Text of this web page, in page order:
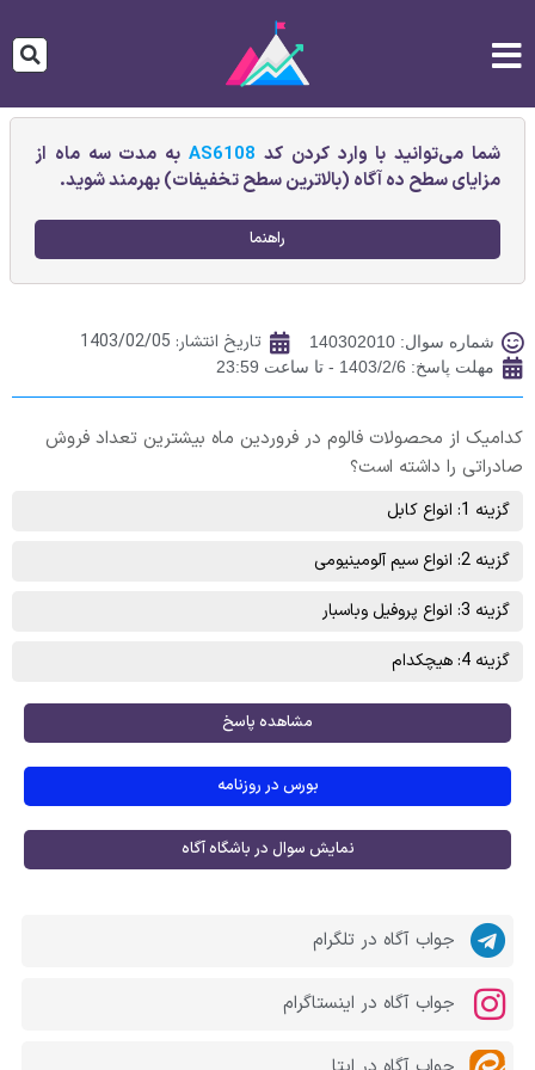
شما می‌توانید با وارد کردن کد AS6108به مدت سه ماه از
مزایای سطح ده آگاه (بالاترین سطح تخفیفات) بهرمند شوید.
راهنما
شماره سوال: 140302010 تاریخ انتشار: 1403/02/05
مهلت پاسخ: 1403/2/6 - تا ساعت 23:59
کدامیک از محصولات فالوم در فروردین ماه بیشترین تعداد فروش
صادراتی را داشته است؟
گزینه 1: انواع کابل
گزینه 2: انواع سيم آلومينيومی
گزینه 3: انواع پروفيل وباسبار
گزینه 4: هیچکدام
مشاهده پاسخ
بورس در روزنامه
نمایش سوال در باشگاه آگاه
جواب آگاه در تلگرام
جواب آگاه در اینستاگرام